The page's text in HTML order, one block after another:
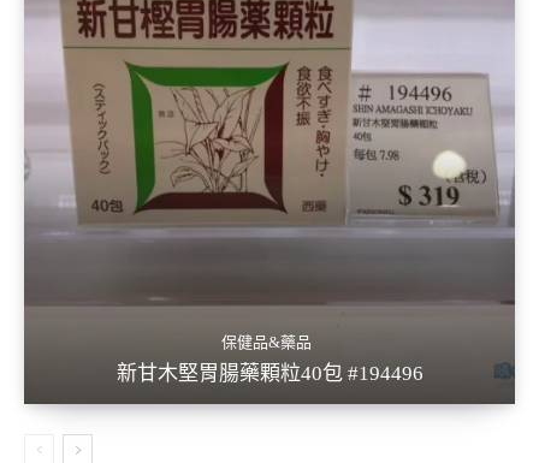
保健品&藥品
新甘木堅胃腸藥顆粒40包 #194496